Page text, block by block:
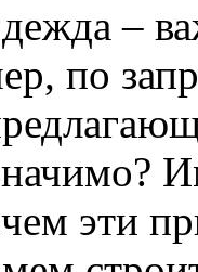
–
по
эти